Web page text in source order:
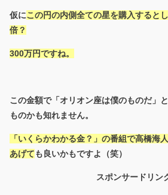
仮にこの円の内側全ての星を購入すると
倍？
300万円ですね。
この金額で「オリオン座は僕のものだ」
ものかも知れません。
「いくらかわかる金？」の番組で高橋海
あげても良いかもですよ（笑）
スポンサードリン